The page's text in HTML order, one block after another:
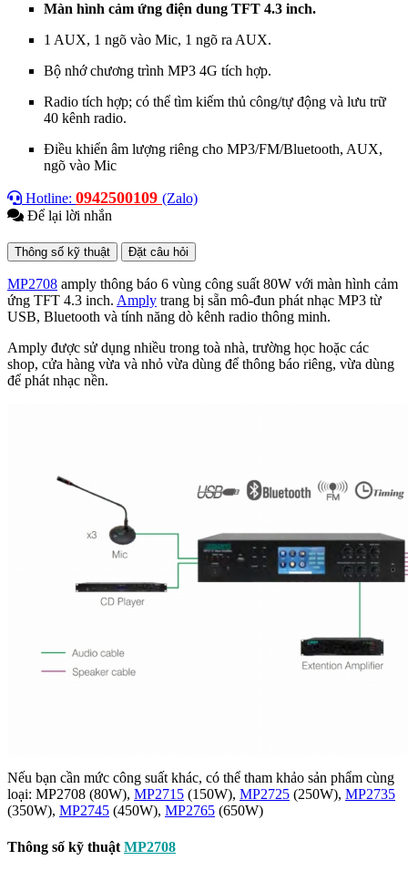
Màn hình cảm ứng điện dung TFT 4.3 inch.
1 AUX, 1 ngõ vào Mic, 1 ngõ ra AUX.
Bộ nhớ chương trình MP3 4G tích hợp.
Radio tích hợp; có thể tìm kiếm thủ công/tự động và lưu trữ
40 kênh radio.
Điều khiển âm lượng riêng cho MP3/FM/Bluetooth, AUX,
ngõ vào Mic
Hotline: 0942500109 (Zalo)
Để lại lời nhắn
Thông số kỹ thuật Đặt câu hỏi
MP2708 amply thông báo 6 vùng công suất 80W với màn hình cảm
ứng TFT 4.3 inch. Amply trang bị sẵn mô-đun phát nhạc MP3 từ
USB, Bluetooth và tính năng dò kênh radio thông minh.
Amply được sử dụng nhiều trong toà nhà, trường học hoặc các
shop, cửa hàng vừa và nhỏ vừa dùng để thông báo riêng, vừa dùng
để phát nhạc nền.
Nếu bạn cần mức công suất khác, có thể tham khảo sản phẩm cùng
loại: MP2708 (80W), MP2715 (150W), MP2725 (250W), MP2735
(350W), MP2745 (450W), MP2765 (650W)
Thông số kỹ thuật MP2708